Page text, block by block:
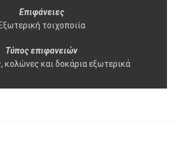
Επιφάνειες
Εξωτερική τοιχοποιία
Τύπος επιφανειών
κολώνες και δοκάρια εξωτερικά